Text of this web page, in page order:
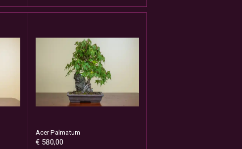
Acer Palmatum
€ 580,00